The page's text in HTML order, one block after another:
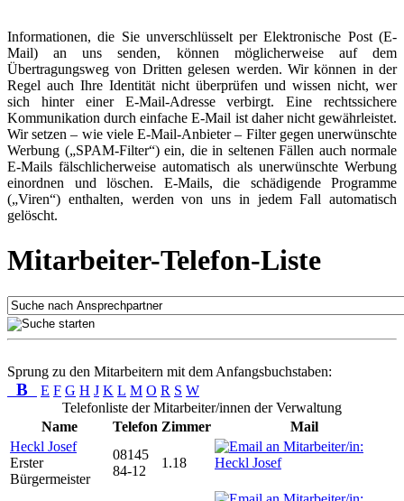
Informationen, die Sie unverschlüsselt per Elektronische Post (E-
Mail) an uns senden, können möglicherweise auf dem
Übertragungsweg von Dritten gelesen werden. Wir können in der
Regel auch Ihre Identität nicht überprüfen und wissen nicht, wer
sich hinter einer E-Mail-Adresse verbirgt. Eine rechtssichere
Kommunikation durch einfache E-Mail ist daher nicht gewährleistet.
Wir setzen – wie viele E-Mail-Anbieter – Filter gegen unerwünschte
Werbung („SPAM-Filter“) ein, die in seltenen Fällen auch normale
E-Mails fälschlicherweise automatisch als unerwünschte Werbung
einordnen und löschen. E-Mails, die schädigende Programme
(„Viren“) enthalten, werden von uns in jedem Fall automatisch
gelöscht.
Mitarbeiter-Telefon-Liste
Sprung zu den Mitarbeitern mit dem Anfangsbuchstaben:
B E F G H J K L M O R S W
Telefonliste der Mitarbeiter/innen der Verwaltung
Name
Telefon Zimmer
Mail
Heckl Josef
Erster
Bürgermeister
08145
84-12
1.18